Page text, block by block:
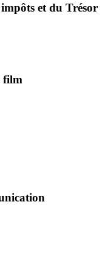
et du Trésor
film